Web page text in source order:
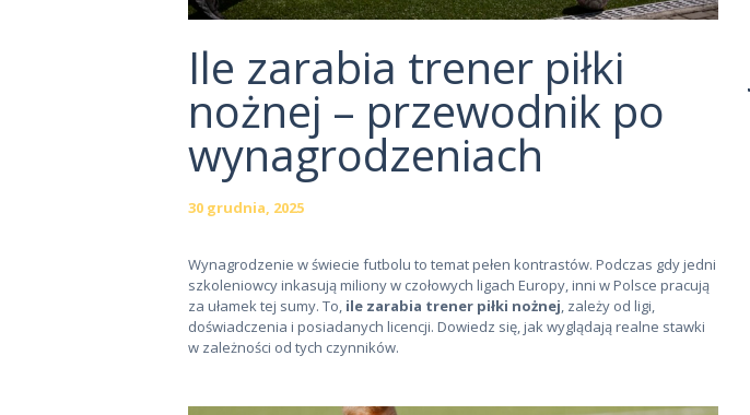
Ile zarabia trener piłki
nożnej – przewodnik po
wynagrodzeniach
30 grudnia, 2025
Wynagrodzenie w świecie futbolu to temat pełen kontrastów. Podczas gdy jedni
szkoleniowcy inkasują miliony w czołowych ligach Europy, inni w Polsce pracują
za ułamek tej sumy. To, ile zarabia trener piłki nożnej , zależy od ligi,
doświadczenia i posiadanych licencji. Dowiedz się, jak wyglądają realne stawki
w zależności od tych czynników.